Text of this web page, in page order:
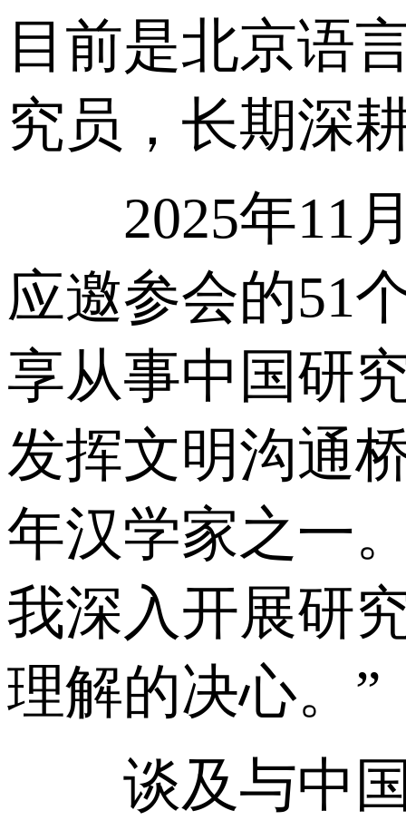
目前是北京语
究员，长期深
2025年11月
应邀参会的51
享从事中国研
发挥文明沟通
年汉学家之一
我深入开展研
理解的决心。”
谈及与中国